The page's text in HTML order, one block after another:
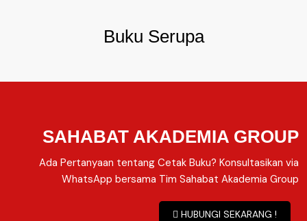
Buku Serupa
SAHABAT AKADEMIA GROUP
Ada Pertanyaan tentang Cetak Buku? Konsultasikan via
WhatsApp bersama Tim Sahabat Akademia Group
HUBUNGI SEKARANG !